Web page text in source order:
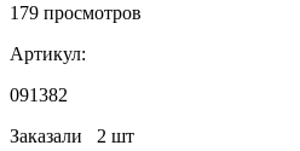
179 просмотров
Артикул:
091382
Заказали 2 шт